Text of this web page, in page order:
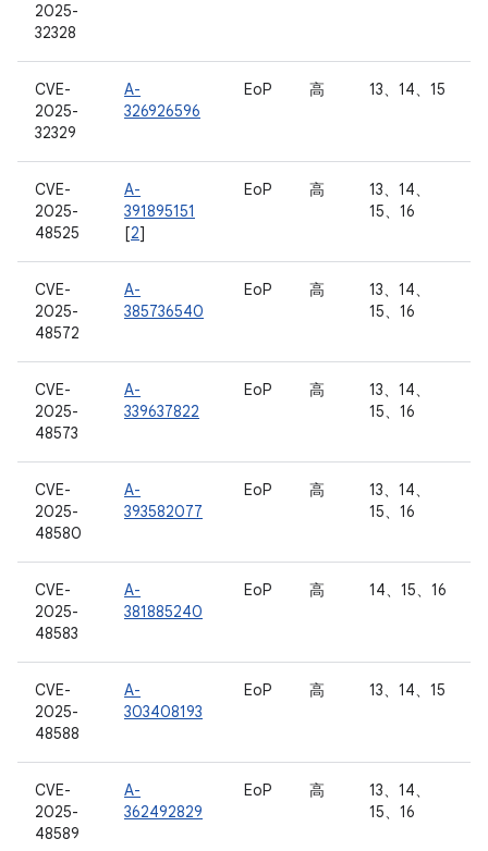
2025-
32328
CVE-
2025-
32329
A-
326926596
EoP 高 13、14、15
CVE-
2025-
48525
A-
391895151
[2]
EoP 高
13、14、
15、16
CVE-
2025-
48572
A-
385736540
EoP 高
13、14、
15、16
CVE-
2025-
48573
A-
339637822
EoP 高
13、14、
15、16
CVE-
2025-
48580
A-
393582077
EoP 高
13、14、
15、16
CVE-
2025-
48583
A-
381885240
EoP 高 14、15、16
CVE-
2025-
48588
A-
303408193
EoP 高 13、14、15
CVE-
2025-
48589
A-
362492829
EoP 高
13、14、
15、16